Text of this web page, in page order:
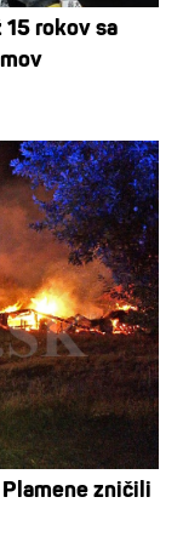
rokov sa
zničili